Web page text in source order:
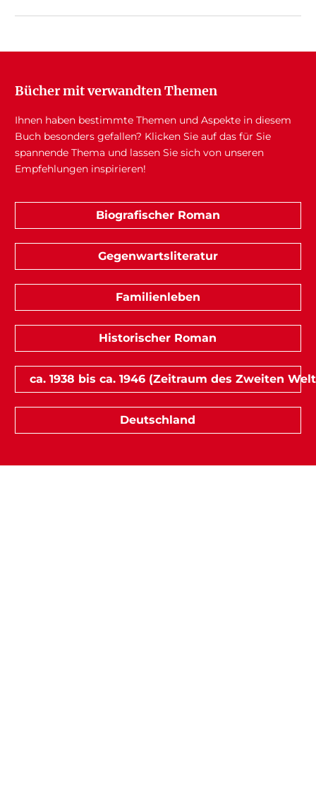
Bücher mit verwandten Themen
Ihnen haben bestimmte Themen und Aspekte in diesem
Buch besonders gefallen? Klicken Sie auf das für Sie
spannende Thema und lassen Sie sich von unseren
Empfehlungen inspirieren!
Biografischer Roman
Gegenwartsliteratur
Familienleben
Historischer Roman
ca. 1938 bis ca. 1946 (Zeitraum des Zweiten
Deutschland